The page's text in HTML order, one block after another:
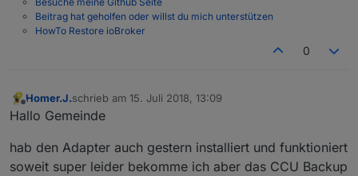
Beitrag hat geholfen oder willst du mich unterstützen
HowTo Restore ioBroker
0
Offline
Homer.J.schrieb am 15. Juli 2018, 13:09
zuletzt editiert von
Hallo Gemeinde
hab den Adapter auch gestern installiert und funktioniert
soweit super leider bekomme ich aber das CCU Backup